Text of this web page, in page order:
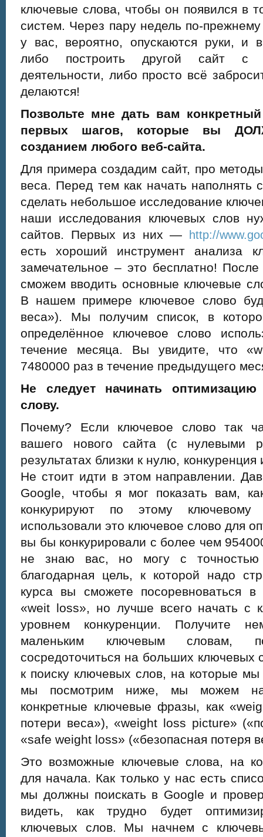
ключевые слова, чтобы он появился в
систем. Через пару недель по-
у вас, вероятно, опускаются руки, и
либо построить другой сайт с
деятельности, либо просто всё
делаются!
Позвольте мне дать вам
первых шагов, которые вы
созданием любого веб-сайта.
Для примера создадим сайт, про
веса. Перед тем как начать
сделать небольшое исследование
наши исследования ключевых слов
сайтов. Первых из них —
http://
есть хороший инструмент анализа
замечательное – это бесплатно!
сможем вводить основные ключевые
В нашем примере ключевое слово
веса»). Мы получим список, в
определённое ключевое слово
течение месяца. Вы увидите, что
7480000 раз в течение предыдущего
Не следует начинать
слову.
Почему? Если ключевое слово так
вашего нового сайта (с нулевыми
результатах близки к нулю,
Не стоит идти в этом направлении.
Google, чтобы я мог показать вам,
конкурируют по этому
использовали это ключевое слово для
вы бы конкурировали с более чем
не знаю вас, но могу с точностью
благодарная цель, к которой надо
курса вы сможете посоревноваться в
«weit loss», но лучше всего начать с
уровнем конкуренции. Получите
маленьким ключевым словам,
сосредоточиться на больших ключевых
к поиску ключевых слов, на которые
мы посмотрим ниже, мы можем
конкретные ключевые фразы, как
потери веса»), «weight loss picture»
«safe weight loss» («безопасная потеря
Это возможные ключевые слова, на
для начала. Как только у нас есть
мы должны поискать в Google и
видеть, как трудно будет
ключевых слов. Мы начнем с